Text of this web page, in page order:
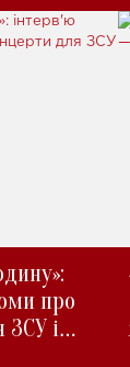
про
ЗСУ і